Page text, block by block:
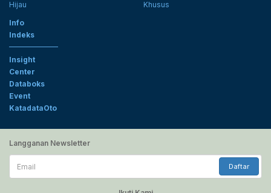
Hijau
Khusus
Info
Indeks
Insight
Center
Databoks
Event
KatadataOto
Langganan Newsletter
Email
Daftar